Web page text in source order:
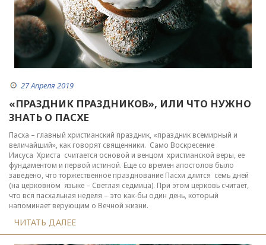
27 Апреля 2019
«ПРАЗДНИК ПРАЗДНИКОВ», ИЛИ ЧТО НУЖНО
ЗНАТЬ О ПАСХЕ
Пасха – главный христианский праздник, «праздник всемирный и
величайший», как говорят священники. Само Воскресение
Иисуса Христа считается основой и венцом христианской веры, ее
фундаментом и первой истиной. Еще со времен апостолов было
заведено, что торжественное празднование Пасхи длится семь дней
(на церковном языке – Светлая седмица). При этом церковь считает,
что вся пасхальная неделя – это как-бы один день, который
напоминает верующим о Вечной жизни.
ЧИТАТЬ ДАЛЕЕ